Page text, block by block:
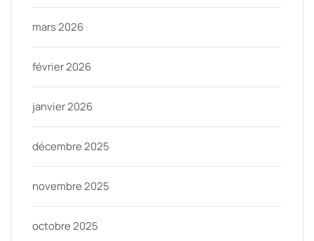
mars 2026
février 2026
janvier 2026
décembre 2025
novembre 2025
octobre 2025